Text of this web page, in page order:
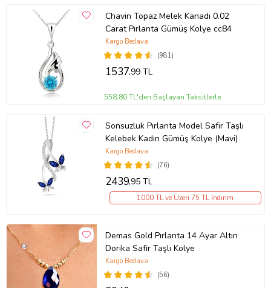
Chavin Topaz Melek Kanadı 0.02
Carat Pırlanta Gümüş Kolye cc84
(981)
Kargo Bedava
1537,99 TL
558,80 TL'den Başlayan Taksitlerle
Sonsuzluk Pırlanta Model Safir Taşlı
Kelebek Kadın Gümüş Kolye (Mavi)
(76)
Kargo Bedava
2439,95 TL
1000 TL ve Üzeri 75 TL İndirim
Demas Gold Pırlanta 14 Ayar Altın
Dorika Safir Taşlı Kolye
(56)
Kargo Bedava